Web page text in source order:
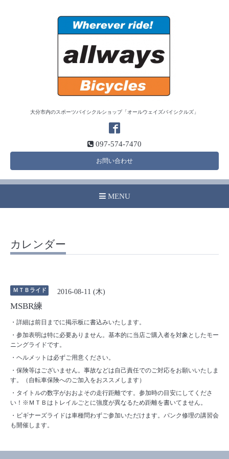
大分市内のスポーツバイシクルショップ「オールウェイズバイシクルズ」
097-574-7470
お問い合わせ
MENU
カレンダー
ＭＴＢライド 2016-08-11 (木)
MSBR練
・詳細は前日までに掲示板に書込みいたします。
・参加表明は特に必要ありません。基本的に当店ご購入者を対象としたモー
ニングライドです。
・ヘルメットは必ずご用意ください。
・保険等はございません。事故などは自己責任でのご対応をお願いいたしま
す。（自転車保険へのご加入をおススメします）
・タイトルの数字がおおよその走行距離です。参加時の目安にしてくださ
い！※ＭＴＢはトレイルごとに強度が異なるため距離を書いてません。
・ビギナーズライドは車種問わずご参加いただけます。パンク修理の講習会
も開催します。